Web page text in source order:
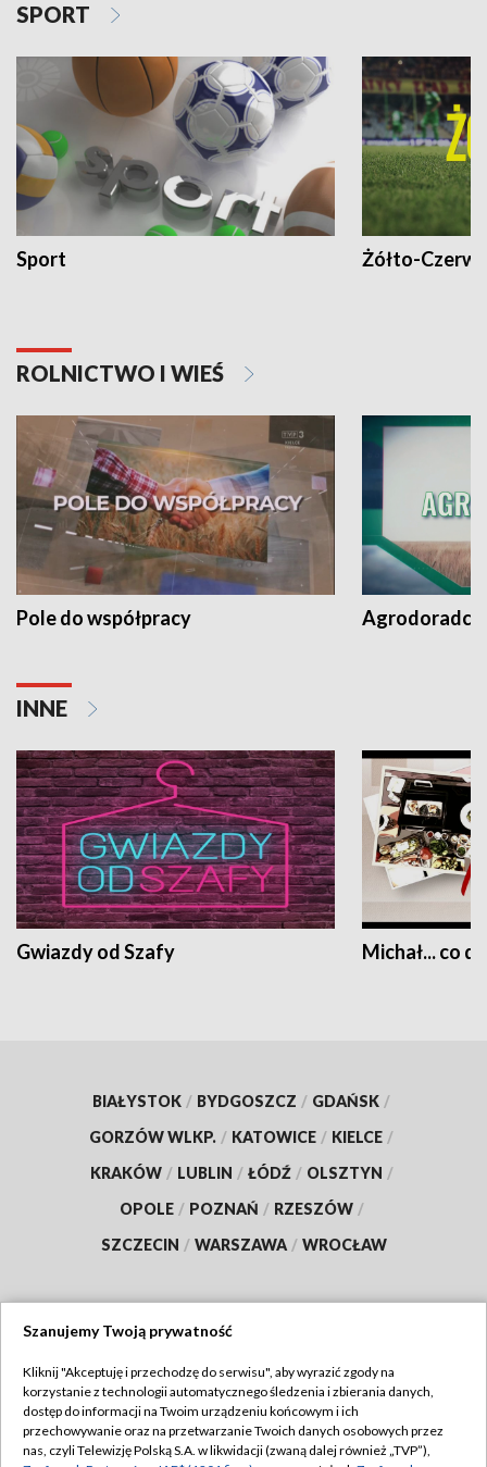
SPORT
Sport Żółto-
ROLNICTWO I WIEŚ
Pole do współpracy Agrodoradcy
INNE
Gwiazdy od Szafy Michał... co
BIAŁYSTOK / BYDGOSZCZ / GDAŃSK /
GORZÓW WLKP. / KATOWICE / KIELCE /
KRAKÓW / LUBLIN / ŁÓDŹ / OLSZTYN /
OPOLE / POZNAŃ / RZESZÓW /
SZCZECIN / WARSZAWA / WROCŁAW
TVP
Abonament TVP
Regulamin TVP
Szanujemy Twoją prywatność
Kliknij "Akceptuję i przechodzę do serwisu", aby wyrazić zgody na
korzystanie z technologii automatycznego śledzenia i zbierania danych,
dostęp do informacji na Twoim urządzeniu końcowym i ich
przechowywanie oraz na przetwarzanie Twoich danych osobowych przez
nas, czyli Telewizję Polską S.A. w likwidacji (zwaną dalej również „TVP”),